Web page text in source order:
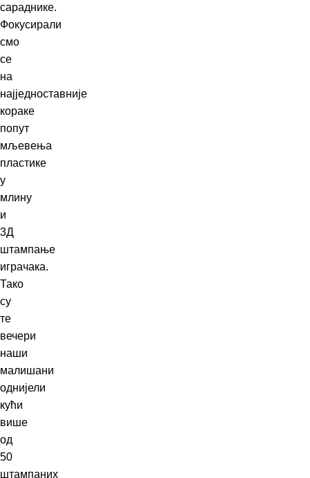
сараднике.
Фокусирали
смо
се
на
најједноставније
кораке
попут
мљевења
пластике
у
млину
и
3Д
штампање
играчака.
Тако
су
те
вечери
наши
малишани
однијели
кући
више
од
50
штампаних